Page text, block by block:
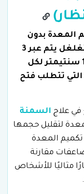
المعدة بدون
جراحة هو إجراء جراحي طفيفة التغلغل يتم عبر 3
شقوق صغيرة في البطن بطول 1 سنتيمتر لكل
التي تتطلب فتح
علاج السمنة
لتقليل حجمها
تكميم المعدة
مقارنة
مثاليًا للأشخاص